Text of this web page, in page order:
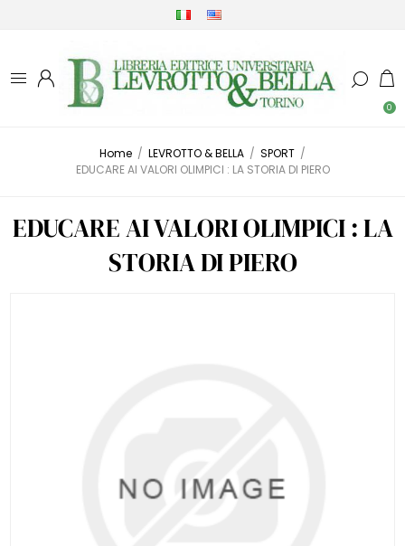
0
Home / LEVROTTO & BELLA / SPORT /
EDUCARE AI VALORI OLIMPICI : LA STORIA DI PIERO
EDUCARE AI VALORI OLIMPICI : LA
STORIA DI PIERO